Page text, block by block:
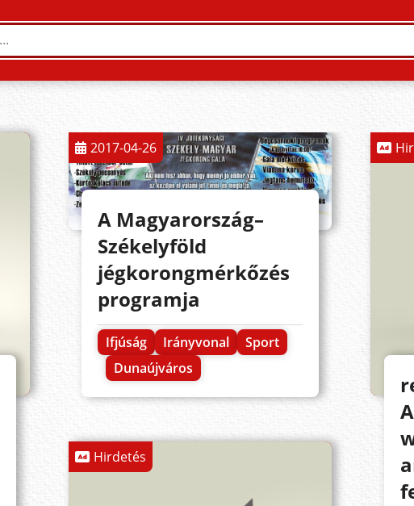
2017-04-26
A Magyarország–
Székelyföld
jégkorongmérkőzés
programja
Ifjúság Irányvonal
Sport
Dunaújváros
Hirdetés